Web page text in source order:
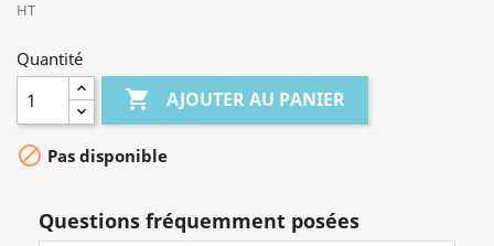
HT
Quantité
 AJOUTER AU PANIER
 Pas disponible
Questions fréquemment posées